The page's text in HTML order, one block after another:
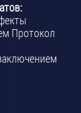
Протокол